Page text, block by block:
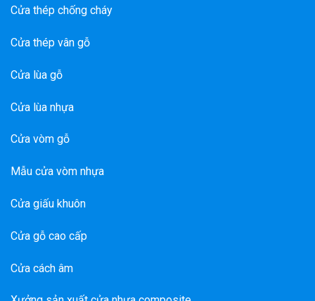
Cửa thép chống cháy
Cửa thép vân gỗ
Cửa lùa gỗ
Cửa lùa nhựa
Cửa vòm gỗ
Mẫu cửa vòm nhựa
Cửa giấu khuôn
Cửa gỗ cao cấp
Cửa cách âm